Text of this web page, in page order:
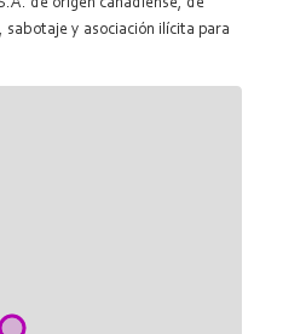
de origen canadiense, de
y asociación ilícita para